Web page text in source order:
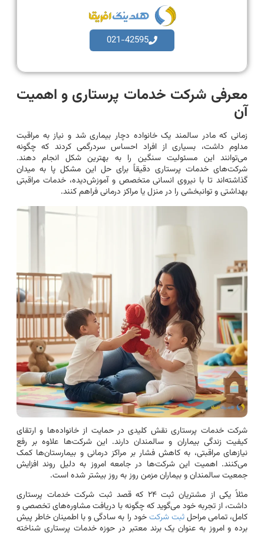
021-42595
معرفی شرکت خدمات پرستاری و اهمیت
آن
زمانی که مادر سالمند یک خانواده دچار بیماری شد و نیاز به مراقبت
مداوم داشت، بسیاری از افراد احساس سردرگمی کردند که چگونه
می‌توانند این مسئولیت سنگین را به بهترین شکل انجام دهند.
شرکت‌های خدمات پرستاری دقیقاً برای حل این مشکل پا به میدان
گذاشته‌اند تا با نیروی انسانی متخصص و آموزش‌دیده، خدمات مراقبتی
بهداشتی و توانبخشی را در منزل یا مراکز درمانی فراهم کنند.
شرکت خدمات پرستاری نقش کلیدی در حمایت از خانواده‌ها و ارتقای
کیفیت زندگی بیماران و سالمندان دارند. این شرکت‌ها علاوه بر رفع
نیازهای مراقبتی، به کاهش فشار بر مراکز درمانی و بیمارستان‌ها کمک
می‌کنند. اهمیت این شرکت‌ها در جامعه امروز به دلیل روند افزایش
جمعیت سالمندان و بیماران مزمن روز به روز بیشتر شده است.
مثلاً یکی از مشتریان ثبت ۲۴ که قصد ثبت شرکت خدمات پرستاری
داشت، از تجربه خود می‌گوید که چگونه با دریافت مشاوره‌های تخصصی و
کامل، تمامی مراحلثبت شرکتخود را به سادگی و با اطمینان خاطر پیش
برده و امروز به عنوان یک برند معتبر در حوزه خدمات پرستاری شناخته